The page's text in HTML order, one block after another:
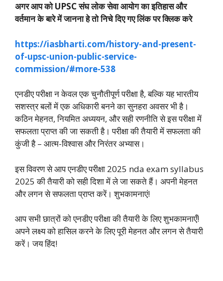
अगर आप को UPSC संघ लोक सेवा आयोग का इतिहास और
वर्तमान के बारे में जानना हे तो निचे दिए गए लिंक पर क्लिक करे
https://iasbharti.com/history-and-present-
of-upsc-union-public-service-
commission/#more-538
एनडीए परीक्षा न केवल एक चुनौतीपूर्ण परीक्षा है, बल्कि यह भारतीय
सशस्त्र बलों में एक अधिकारी बनने का सुनहरा अवसर भी है।
कठिन मेहनत, नियमित अध्ययन, और सही रणनीति से इस परीक्षा में
सफलता प्राप्त की जा सकती है। परीक्षा की तैयारी में सफलता की
कुंजी है – आत्म-विश्वास और निरंतर अभ्यास।
इस विवरण से आप एनडीए परीक्षा 2025 nda exam syllabus
2025 की तैयारी को सही दिशा में ले जा सकते हैं। अपनी मेहनत
और लगन से सफलता प्राप्त करें। शुभकामनाएं!
आप सभी छात्रों को एनडीए परीक्षा की तैयारी के लिए शुभकामनाएँ!
अपने लक्ष्य को हासिल करने के लिए पूरी मेहनत और लगन से तैयारी
करें। जय हिंद!